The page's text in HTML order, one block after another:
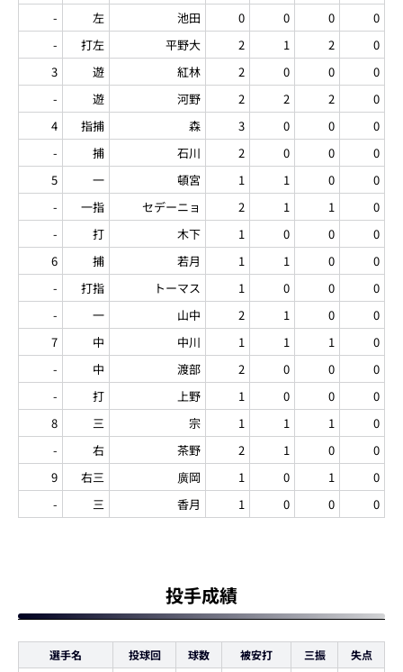
-
左 池田 0 0 0
0
-
打左 平野大 2 1 2
0
3
遊 紅林 2 0 0
0
-
遊 河野 2 2 2
0
4
指捕 森 3 0 0
0
-
捕 石川 2 0 0
0
5
一 頓宮 1 1 0
0
-
一指 セデーニョ 2 1 1
0
-
打 木下 1 0 0
0
6
捕 若月 1 1 0
0
-
打指 トーマス 1 0 0
0
-
一 山中 2 1 0
0
7
中 中川 1 1 1
0
-
中 渡部 2 0 0
0
-
打 上野 1 0 0
0
8
三 宗 1 1 1
0
-
右 茶野 2 1 0
0
9
右三 廣岡 1 0 1
0
-
三 香月 1 0 0 0
投手成績
選手名 投球回 球数 被安打 三振 失点